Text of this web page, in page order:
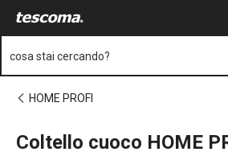
Vai al contenuto
cosa stai cercando?
HOME PROFI
Coltello cuoco HOME